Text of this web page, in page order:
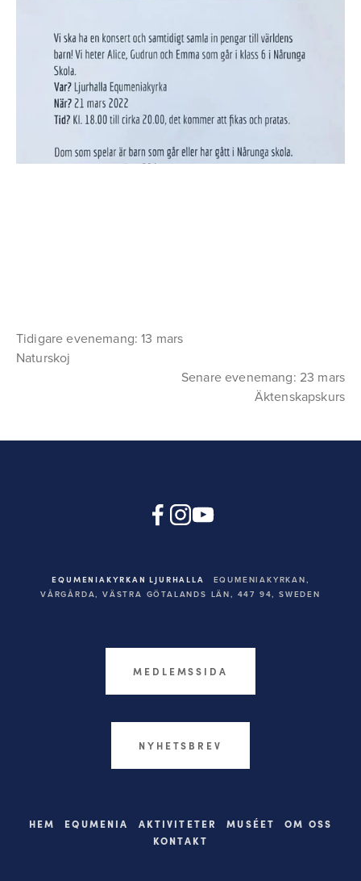
Tidigare evenemang: 13 mars
Naturskoj
Senare evenemang: 23 mars
Äktenskapskurs
EQUMENIAKYRKAN LJURHALLA
EQUMENIAKYRKAN,
VÅRGÅRDA, VÄSTRA GÖTALANDS LÄN, 447 94, SWEDEN
MEDLEMSSIDA
NYHETSBREV
HEM EQUMENIA AKTIVITETER MUSÉET
OM OSS
KONTAKT